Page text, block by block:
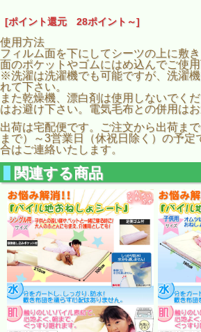
[ポイント還元 28ポイント～]
使用方法
フィルム面を下にしてシーツの上に敷
面のポケットやゴムにはめ込んでご使用
※洗濯は洗濯機でも可能ですが、洗濯
れて下さい。
また乾燥機、漂白剤は使用しないでく
はお避け下さい。電気毛布との併用はお
出荷は宅配便です。ご注文から出荷ま
まで）～3営業日（休祝日除く）の予定
合はご連絡いたします。
関連する商品